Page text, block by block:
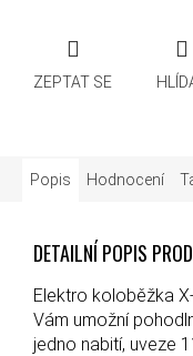
ZEPTAT SE
Popis Hodnocení
DETAILNÍ POPIS
Elektro koloběžka
Vám umožní
jedno nabití, uveze